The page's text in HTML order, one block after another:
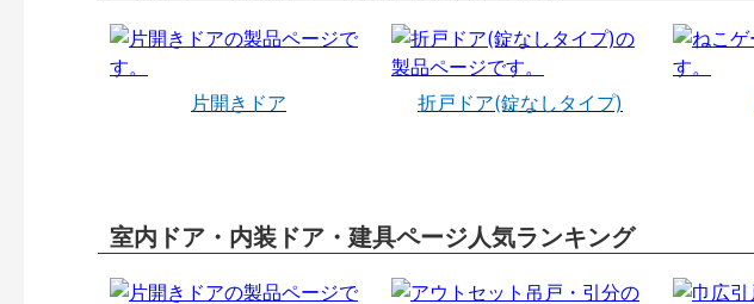
片開きドア 折戸ドア(錠なしタイプ)
室内ドア・内装ドア・建具ページ人気ランキング